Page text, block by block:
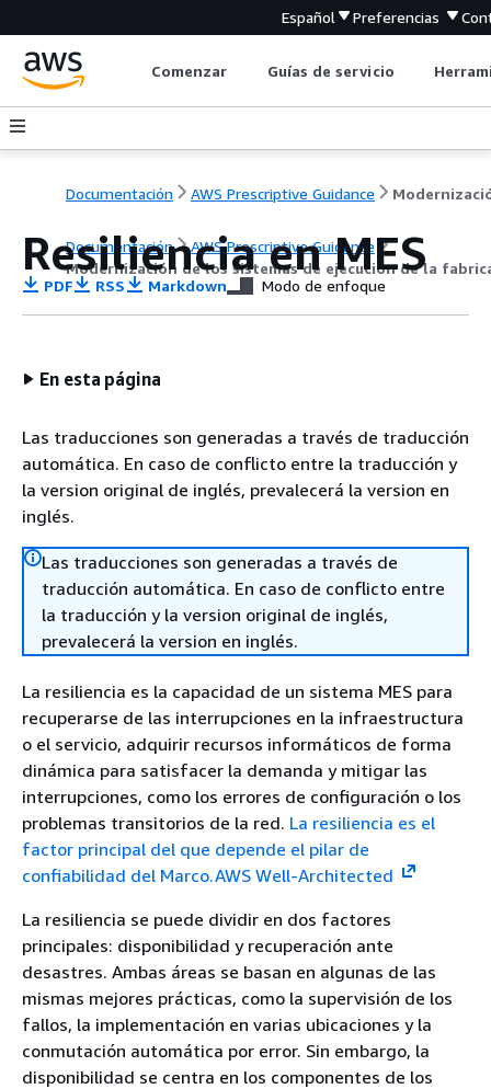
Español Preferencias
Comenzar Guías de servicio
Documentación AWS Prescriptive Guidance
Documentación
AWS Prescriptive Guidance
Modernización de los sistemas de ejecución de la
Resiliencia en MES
PDF RSS Markdown Modo de enfoque
En esta página
Las traducciones son generadas a través de traducción
automática. En caso de conflicto entre la traducción y
la version original de inglés, prevalecerá la version en
inglés.
Las traducciones son generadas a través de
traducción automática. En caso de conflicto entre
la traducción y la version original de inglés,
prevalecerá la version en inglés.
La resiliencia es la capacidad de un sistema MES para
recuperarse de las interrupciones en la infraestructura
o el servicio, adquirir recursos informáticos de forma
dinámica para satisfacer la demanda y mitigar las
interrupciones, como los errores de configuración o los
problemas transitorios de la red. La resiliencia es el
factor principal del que depende el pilar de
confiabilidad del Marco.AWS Well-Architected
La resiliencia se puede dividir en dos factores
principales: disponibilidad y recuperación ante
desastres. Ambas áreas se basan en algunas de las
mismas mejores prácticas, como la supervisión de los
fallos, la implementación en varias ubicaciones y la
conmutación automática por error. Sin embargo, la
disponibilidad se centra en los componentes de los